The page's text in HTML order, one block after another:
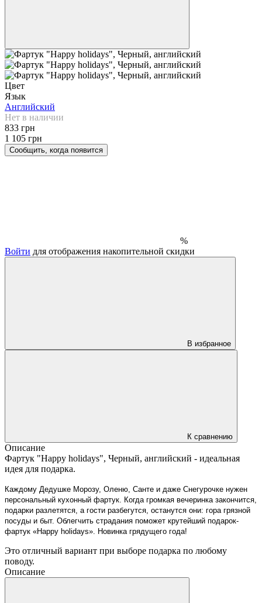
Цвет
Язык
Английский
Нет в наличии
833 грн
1 105 грн
Сообщить, когда появится
%
Войти для отображения накопительной скидки
В избранное
К сравнению
Описание
Фартук "Happy holidays", Черный, английский - идеальная
идея для подарка.
Каждому Дедушке Морозу, Оленю, Санте и даже Снегурочке нужен
персональный кухонный фартук. Когда громкая вечеринка закончится,
подарки разлетятся, а гости разбегутся, останутся они: гора грязной
посуды и быт. Облегчить страдания поможет крутейший подарок-
фартук «Happy holidays». Новинка грядущего года!
Это отличный вариант при выборе подарка по любому
поводу.
Описание